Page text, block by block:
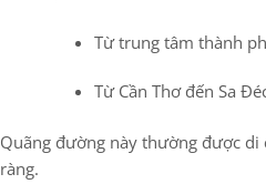
Từ trung tâm thành
Từ Cần Thơ đếnSa
Quãng đường này thường được di
ràng.